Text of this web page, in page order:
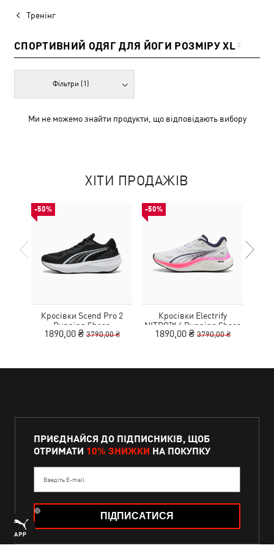
Тренінг
СПОРТИВНИЙ ОДЯГ ДЛЯ ЙОГИ РОЗМІРУ XL 0
Фільтри (1)
Ми не можемо знайти продукти, що відповідають вибору
ХІТИ ПРОДАЖІВ
-50%
Кросівки Scend Pro 2
Running Shoes
1890,00 ₴ 3790,00 ₴
-50%
Кросівки Electrify
NITRO™ 4 Running Shoes
Youth
1890,00 ₴ 3790,00 ₴
ПРИЄДНАЙСЯ ДО ПІДПИСНИКІВ, ЩОБ
ОТРИМАТИ 10% ЗНИЖКИ НА ПОКУПКУ
Введіть E-mail
ПІДПИСАТИСЯ